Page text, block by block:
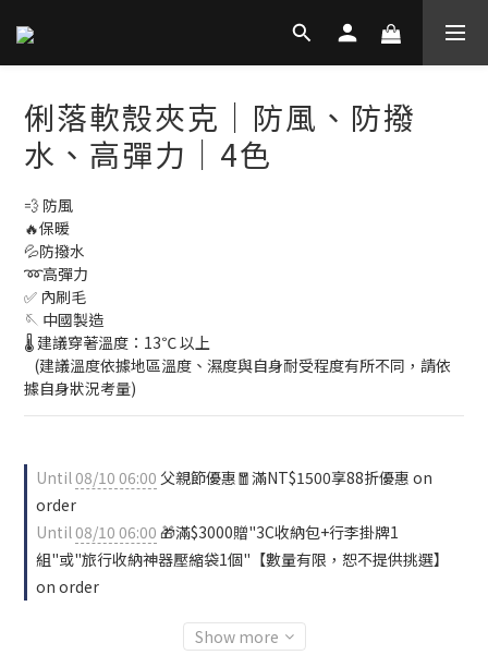
俐落軟殼夾克│防風、防撥
水、高彈力│4色
💨 防風
🔥保暖
💦防撥水
➿高彈力
✅ 內刷毛
🪡 中國製造
🌡️ 建議穿著溫度：13℃ 以上
據自身狀況考量)
Until08/10 06:00 父親節優惠🧧滿NT$1500享88折優惠 on
order
Until08/10 06:00 🎁滿$3000贈"3C收納包+行李掛牌1
組"或"旅行收納神器壓縮袋1個"【數量有限，恕不提供挑選】
on order
Show more